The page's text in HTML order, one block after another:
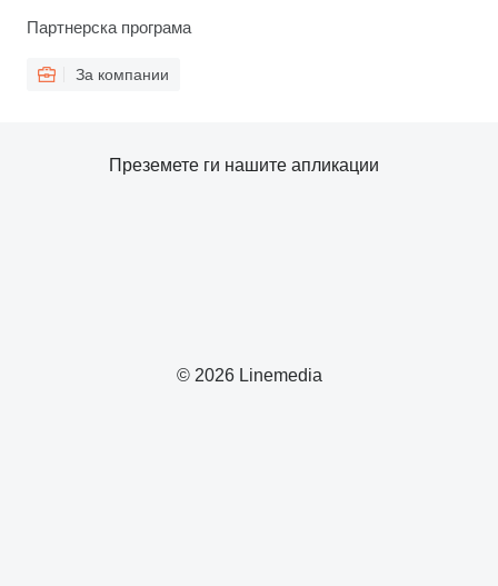
Партнерска програма
За компании
© 2026 Linemedia
Преземете ги нашите апликации